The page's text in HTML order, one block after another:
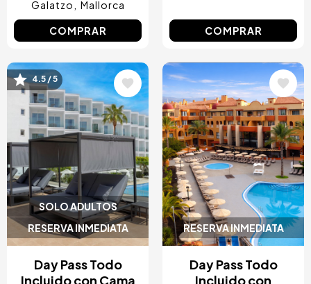
Galatzo
Mallorca
COMPRAR COMPRAR
SOLO ADULTOS
RESERVA INMEDIATA
Image
4.5 / 5
Day Pass Todo
Incluido con Cama
RESERVA INMEDIATA
Image
Day Pass Todo
Incluido con